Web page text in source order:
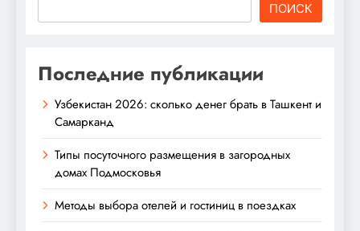
ПОИСК
Последние публикации
Узбекистан 2026: сколько денег брать в Ташкент и
Самарканд
Типы посуточного размещения в загородных
домах Подмосковья
Методы выбора отелей и гостиниц в поездках